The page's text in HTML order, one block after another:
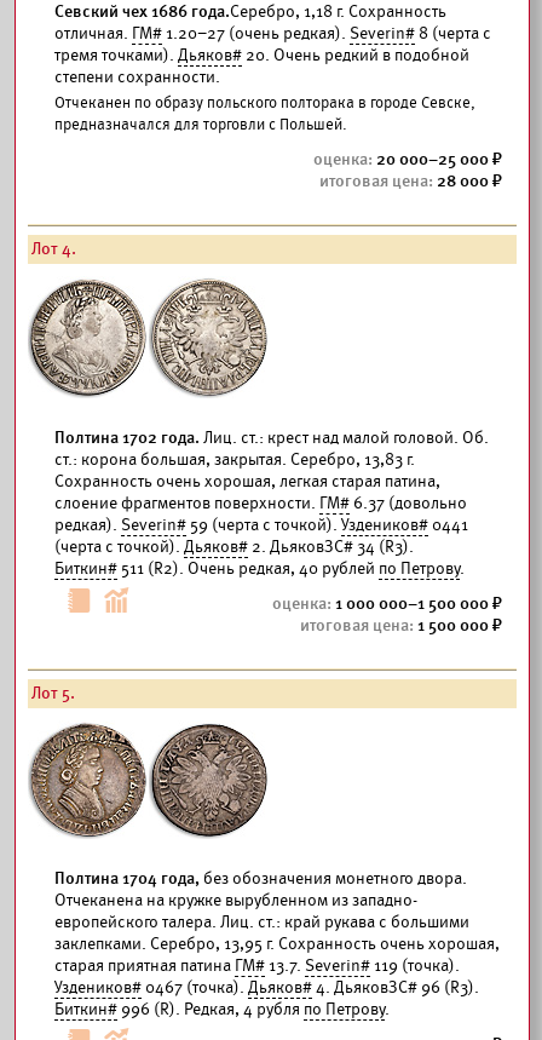
Севский чех 1686 года.Серебро, 1,18 г. Сохранность
отличная. ГМ# 1.20–27 (очень редкая). Severin# 8 (черта с
тремя точками). Дьяков# 20. Очень редкий в подобной
степени сохранности.
Отчеканен по образу польского полторака в городе Севске,
предназначался для торговли с Польшей.
20 000–25 000
28 000
Лот 4.
Полтина 1702 года. Лиц. ст.: крест над малой головой. Об.
ст.: корона большая, закрытая. Серебро, 13,83 г.
Сохранность очень хорошая, легкая старая патина,
слоение фрагментов поверхности. ГМ# 6.37 (довольно
редкая). Severin# 59 (черта с точкой). Уздеников# 0441
(черта с точкой). Дьяков# 2. ДьяковЗС# 34 (R3).
Биткин# 511 (R2). Очень редкая, 40 рублей по Петрову.
1 000 000–1 500 000
1 500 000
Лот 5.
Полтина 1704 года, без обозначения монетного двора.
Отчеканена на кружке вырубленном из западно-
европейского талера. Лиц. ст.: край рукава с большими
заклепками. Серебро, 13,95 г. Сохранность очень хорошая,
старая приятная патина ГМ# 13.7. Severin# 119 (точка).
Уздеников# 0467 (точка). Дьяков#4. ДьяковЗС# 96 (R3).
Биткин# 996 (R). Редкая, 4 рубля по Петрову.